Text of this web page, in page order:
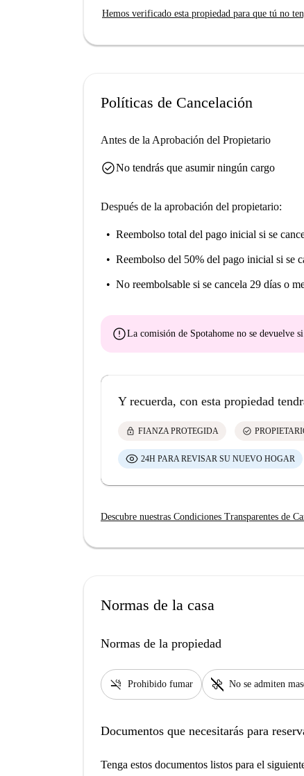
Hemos verificado esta propiedad para que tú no
Políticas de Cancelación
Antes de la Aprobación del Propietario
check_circleNo tendrás que asumir ningún cargo
Después de la aprobación del propietario:
Reembolso total del pago inicial si se
Reembolso del 50% del pago inicial si se
No reembolsable si se cancela 29 días o
errorLa comisión de Spotahome no se devuelve
Y recuerda, con esta propiedad
lock FIANZA PROTEGIDA check_circle
24H PARA REVISAR SU NUEVO HOGAR
Descubre nuestras Condiciones Transparentes de
Normas de la casa
Normas de la propiedad
smoke_free Prohibido fumar pet_supplies No se admiten
Documentos que necesitarás para
Tenga estos documentos listos para el